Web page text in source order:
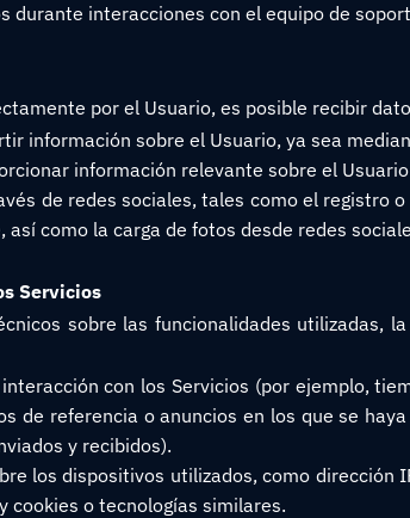
durante interacciones con el equipo de
por el Usuario, es posible recibir
información sobre el Usuario, ya sea
información relevante sobre el
de redes sociales, tales como el registro
así como la carga de fotos desde redes
Servicios
sobre las funcionalidades utilizadas,
con los Servicios (por ejemplo,
de referencia o anuncios en los que se
y recibidos).
los dispositivos utilizados, como dirección
cookies o tecnologías similares.